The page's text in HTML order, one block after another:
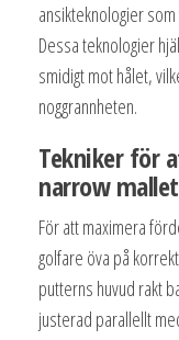
ansikteknologier
Dessa teknologier
smidigt mot hålet,
noggrannheten.
Tekniker för
narrow
För att maximera
golfare öva på
putterns huvud rakt
justerad parallellt